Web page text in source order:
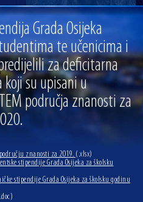
vina i umjetnosti završen Vinski mjesec
vijeća Grada Osijeka. Gradonačelnik
upisan rekordan broj djece, te najavio cjelovitu
dvorani Musikvereina obilježio 30 godina
i pravodobnih mjera komarci ove godine pod
pobjede i domovinske zahvalnosti i Dan
Grada Osijeka
te učenicima i
za deficitarna
su upisani u
područja znanosti za
znanosti za 2019. (.xlsx)
stipendije Grada Osijeka za školsku
stipendije Grada Osijeka za školsku godinu